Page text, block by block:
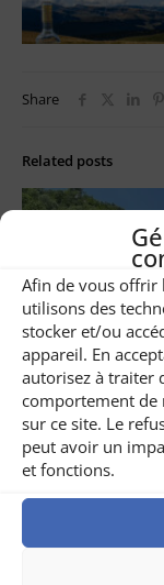
Afin de vous offrir
utilisons des
stocker et/ou
appareil. En
autorisez à traiter
comportement de
sur ce site. Le
peut avoir un
et fonctions.
Share
Related posts
Circuit dans le